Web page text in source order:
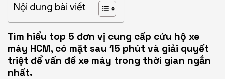
Nội dung bài viết
Tìm hiểu top 5 đơn vị cung cấp cứu hộ xe
máy HCM, có mặt sau 15 phút và giải quyết
triệt để vấn đề xe máy trong thời gian ngắn
nhất.